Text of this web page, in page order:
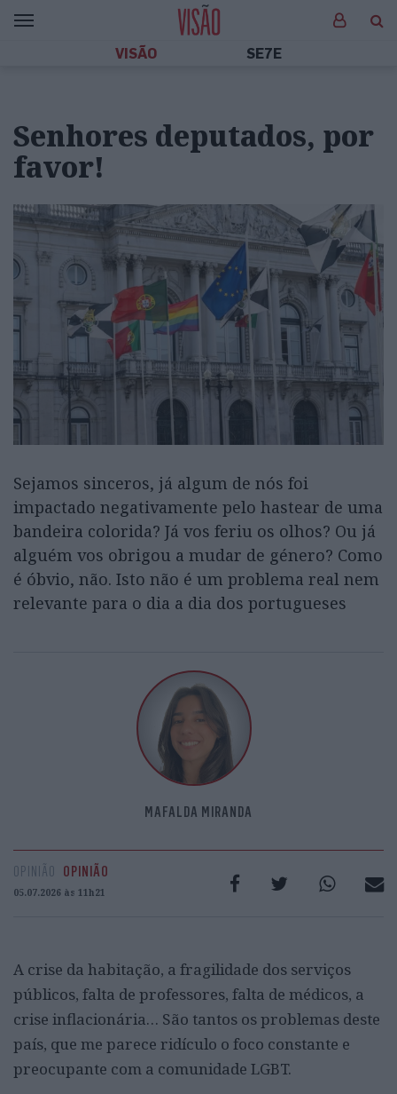
VISÃO SE7E
Senhores deputados, por
favor!
Sejamos sinceros, já algum de nós foi
impactado negativamente pelo hastear de uma
bandeira colorida? Já vos feriu os olhos? Ou já
alguém vos obrigou a mudar de género? Como
é óbvio, não. Isto não é um problema real nem
relevante para o dia a dia dos portugueses
MAFALDA MIRANDA
OPINIÃO OPINIÃO
05.07.2026 às 11h21
A crise da habitação, a fragilidade dos serviços
públicos, falta de professores, falta de médicos, a
crise inflacionária… São tantos os problemas deste
país, que me parece ridículo o foco constante e
preocupante com a comunidade LGBT.